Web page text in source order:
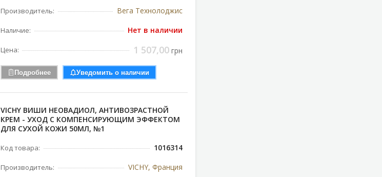
Производитель: Вега Технолоджис
Наличие: Нет в наличии
Цена: 1 507,00грн
Подробнее Уведомить о наличии
VICHY ВИШИ НЕОВАДИОЛ, АНТИВОЗРАСТНОЙ
КРЕМ - УХОД С КОМПЕНСИРУЮЩИМ ЭФФЕКТОМ
ДЛЯ СУХОЙ КОЖИ 50МЛ, №1
Код товара: 1016314
Производитель: VICHY, Франция